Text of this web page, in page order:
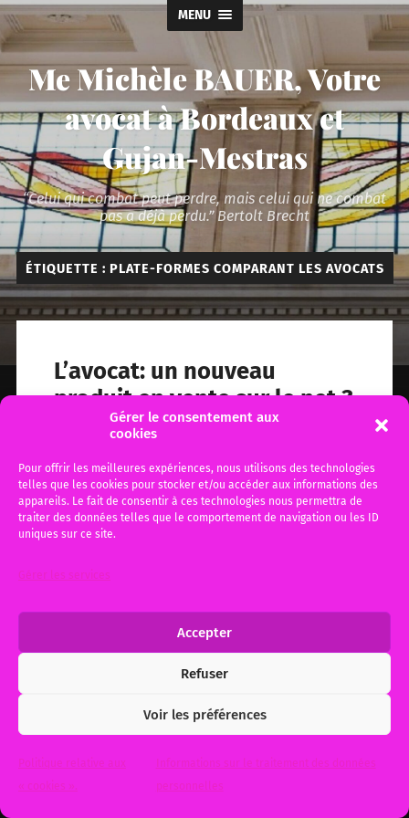
Gérer le consentement aux
cookies
Pour offrir les meilleures expériences, nous utilisons des technologies
telles que les cookies pour stocker et/ou accéder aux informations des
appareils. Le fait de consentir à ces technologies nous permettra de
traiter des données telles que le comportement de navigation ou les ID
uniques sur ce site.
Gérer les services
Accepter
Refuser
Voir les préférences
Politique relative aux
« cookies ».
Informations sur le traitement des données
personnelles
MENU
Me Michèle BAUER, Votre
avocat à Bordeaux et
Gujan-Mestras
“Celui qui combat peut perdre, mais celui qui ne combat
pas a déjà perdu.” Bertolt Brecht
ÉTIQUETTE : PLATE-FORMES COMPARANT LES AVOCATS
L’avocat: un nouveau
produit en vente sur le net ?
L’avocat est-il devenu un nouveau produit,
on critique les prestations comme celles d’un…
1 mars 2015 0
© 2026Me Michèle BAUER, Votre avocat à Bordeaux et Gujan-
. Theme byAnders Norén